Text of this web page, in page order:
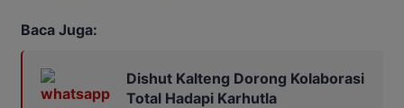
Baca Juga:
Dishut Kalteng Dorong Kolaborasi
Total Hadapi Karhutla